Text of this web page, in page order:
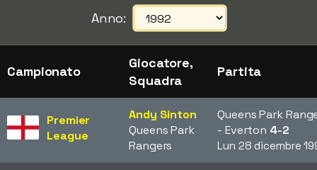
Anno:
Campionato
Giocatore,
Squadra
Partita
Premier
League
Andy Sinton
Queens Park
Rangers
Queens Park
- Everton 4-2
Lun 28 dicembre